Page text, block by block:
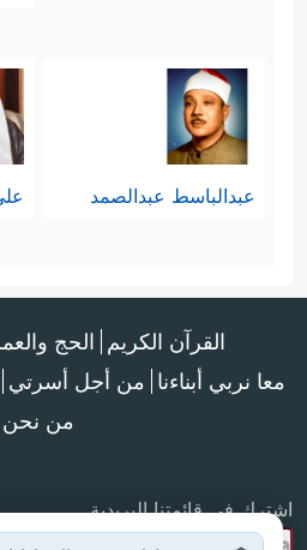
عبدالباسط عبدالصمد
القرآن الكريم الحج
معا نربي أبناءنا من أجل أسرتي
من نحن
اشترك في قائمتنا البريدية